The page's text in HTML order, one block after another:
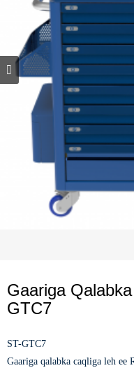
Gaariga
GTC7
ST-GTC7
Gaariga qalabka caqliga leh